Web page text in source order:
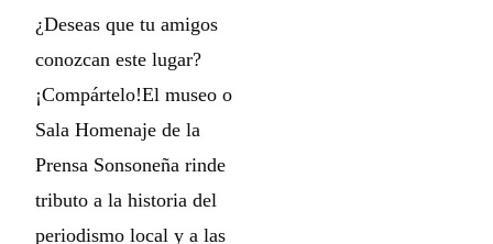
¿Deseas que tu amigos
conozcan este lugar?
¡Compártelo!El museo o
Sala Homenaje de la
Prensa Sonsoneña rinde
tributo a la historia del
periodismo local y a las